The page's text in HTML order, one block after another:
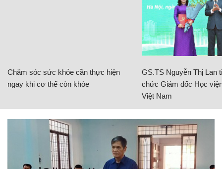
Chăm sóc sức khỏe cần thực hiện
ngay khi cơ thể còn khỏe
GS.TS Nguyễn Thị Lan
chức Giám đốc Học
Việt Nam